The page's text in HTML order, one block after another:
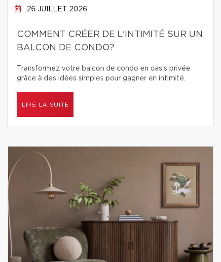
26 JUILLET 2026
COMMENT CRÉER DE L'INTIMITÉ SUR UN
BALCON DE CONDO?
Transformez votre balcon de condo en oasis privée
grâce à des idées simples pour gagner en intimité.
LIRE LA SUITE